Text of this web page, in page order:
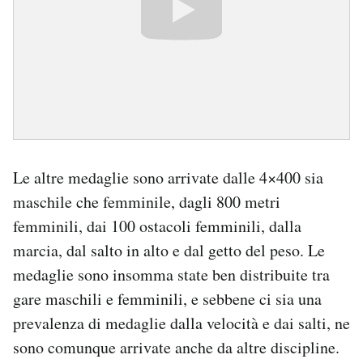
Le altre medaglie sono arrivate dalle 4×400 sia
maschile che femminile, dagli 800 metri
femminili, dai 100 ostacoli femminili, dalla
marcia, dal salto in alto e dal getto del peso. Le
medaglie sono insomma state ben distribuite tra
gare maschili e femminili, e sebbene ci sia una
prevalenza di medaglie dalla velocità e dai salti, ne
sono comunque arrivate anche da altre discipline.